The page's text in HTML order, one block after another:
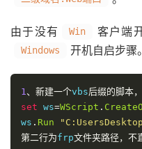
由于没有 Win 客户端
Windows 开机自启步骤。
1、新建一个vbs后缀的脚本
set ws=WScript .
ws . Run
第二行为frp文件夹路径，不